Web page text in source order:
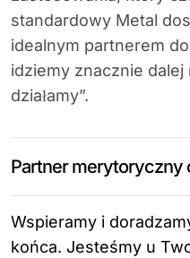
standardowy Metal
idealnym partnerem
idziemy znacznie dalej
działamy”.
Partner merytoryczny
Wspieramy i
końca. Jesteśmy u